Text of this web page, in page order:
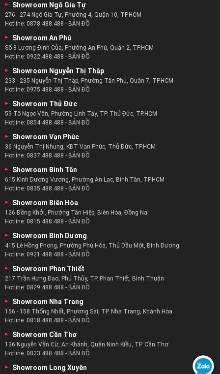
Showroom Ngô Gia Tự
276 - 274 Ngô Gia Tự, Phường 4, Quận 10, TP.HCM
Hotline: 0878.488.488 - BẢN ĐỒ
Showroom An Phú
Số 8 Lương Định Của, Phường An Phú, Quận 2, TP.HCM
Hotline: 0922.488.488 - BẢN ĐỒ
Showroom Nguyễn Thị Thập
233 - 235 Nguyễn Thị Thập, Phường Tân Phú, Quận 7, TP.HCM
Hotline: 0975.488.488 - BẢN ĐỒ
Showroom Thủ Đức
59 Tô Ngọc Vân, Phường Linh Tây, TP. Thủ Đức, TP.HCM
Hotline: 0854.488.488 - BẢN ĐỒ
Showroom Vạn Phúc
36 Nguyễn Thị Nhung, KĐT Vạn Phúc, Thủ Đức, TP.HCM
Hotline: 0837.488.488 - BẢN ĐỒ
Showroom Bình Tân
615 Kinh Dương Vương, Phường An Lạc, Bình Tân, TP.HCM
Hotline: 0835.488.488 - BẢN ĐỒ
Showroom Biên Hòa
126 Đồng Khởi, Phường Tân Hiệp, Biên Hòa, Đồng Nai
Hotline: 0815.488.488 - BẢN ĐỒ
Showroom Bình Dương
415 Lê Hồng Phong, Phường Phú Hòa, Thủ Dầu Một, Bình Dương
Hotline: 0921.488.488 - BẢN ĐỒ
Showroom Phan Thiết
217 Trần Hưng Đạo, Phú Thủy, TP. Phan Thiết, Bình Thuận
Hotline: 0829.488.488 - BẢN ĐỒ
Showroom Nha Trang
156 - 158 Thống Nhất, Phương Sài, TP. Nha Trang, Khánh Hòa
Hotline: 0818.488.488 - BẢN ĐỒ
Showroom Cần Thơ
136 Nguyễn Văn Cừ, An Khánh, Quận Ninh Kiều, TP. Cần Thơ
Hotline: 0823.488.488 - BẢN ĐỒ
Showroom Long Xuyên